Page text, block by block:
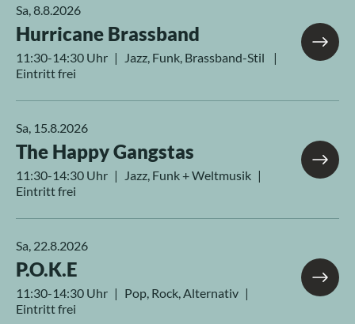
Sa, 8.8.2026
Hurricane Brassband
11:30-14:30 Uhr | Jazz, Funk, Brassband-Stil |
Eintritt frei
Sa, 15.8.2026
The Happy Gangstas
11:30-14:30 Uhr | Jazz, Funk + Weltmusik |
Eintritt frei
Sa, 22.8.2026
P.O.K.E
11:30-14:30 Uhr | Pop, Rock, Alternativ |
Eintritt frei